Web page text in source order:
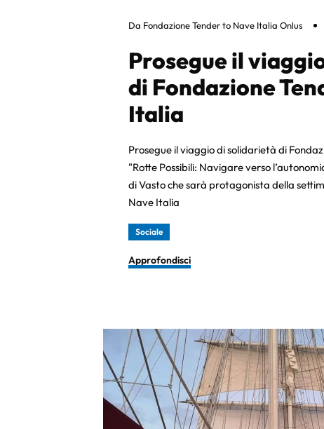
Da Fondazione Tender to Nave Italia Onlus
Prosegue il
di Fondazione
Italia
Prosegue il viaggio di solidarietà di
"Rotte Possibili: Navigare verso
di Vasto che sarà protagonista della
Nave Italia
Sociale
Approfondisci